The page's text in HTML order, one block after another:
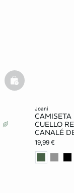
basketfull
joani
CAMISETA
CUELLO
CANALÉ
19,99 €